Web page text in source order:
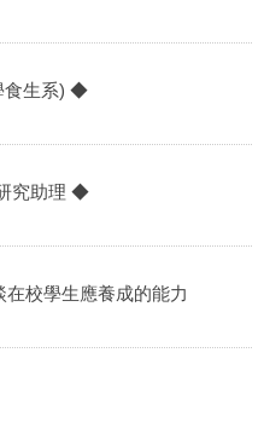
食生系) ◆
究助理 ◆
在校學生應養成的能力